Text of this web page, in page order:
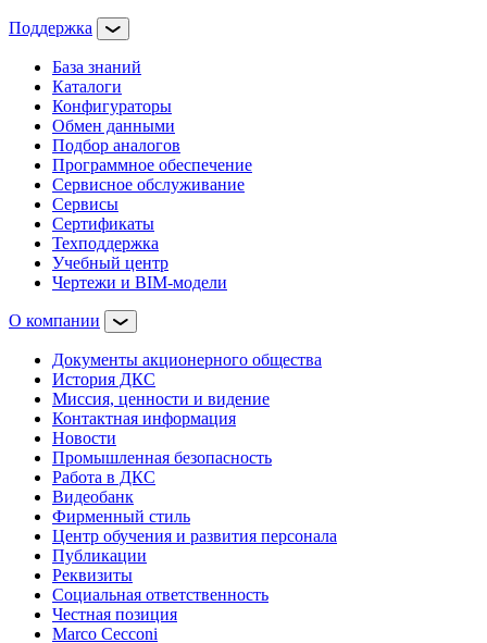
Поддержка
База знаний
Каталоги
Конфигураторы
Обмен данными
Подбор аналогов
Программное обеспечение
Сервисное обслуживание
Сервисы
Сертификаты
Техподдержка
Учебный центр
Чертежи и BIM-модели
О компании
Документы акционерного общества
История ДКС
Миссия, ценности и видение
Контактная информация
Новости
Промышленная безопасность
Работа в ДКС
Видеобанк
Фирменный стиль
Центр обучения и развития персонала
Публикации
Реквизиты
Социальная ответственность
Честная позиция
Marco Cecconi